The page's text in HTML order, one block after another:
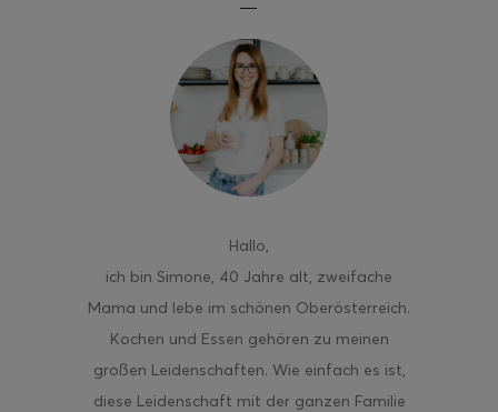
Hallo,
ich bin Simone, 40 Jahre alt, zweifache
Mama und lebe im schönen Oberösterreich.
Kochen und Essen gehören zu meinen
großen Leidenschaften. Wie einfach es ist,
diese Leidenschaft mit der ganzen Familie